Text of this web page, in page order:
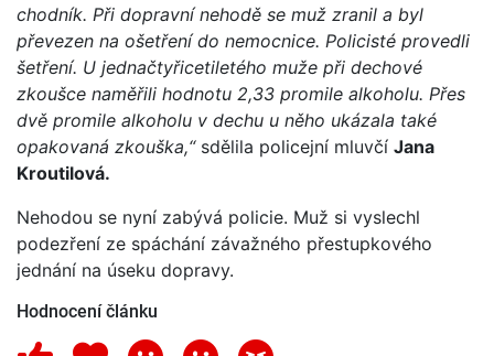
chodník. Při dopravní nehodě se muž zranil a byl
převezen na ošetření do nemocnice. Policisté provedli
šetření. U jednačtyřicetiletého muže při dechové
zkoušce naměřili hodnotu 2,33 promile alkoholu. Přes
dvě promile alkoholu v dechu u něho ukázala také
opakovaná zkouška,“ sdělila policejní mluvčí Jana
Kroutilová.
Nehodou se nyní zabývá policie. Muž si vyslechl
podezření ze spáchání závažného přestupkového
jednání na úseku dopravy.
Hodnocení článku